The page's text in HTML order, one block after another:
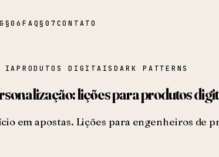
§06 FAQ§07 CONTATO
IAPRODUTOS DIGITAISDARK PATTERNS
lições para produtos
em apostas. Lições para engenheiros de